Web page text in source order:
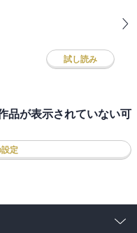
試し読み
品が表示されていない可
定